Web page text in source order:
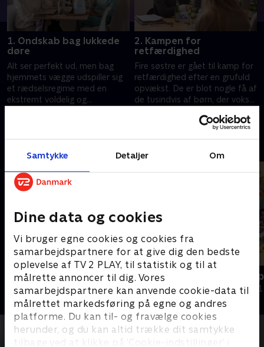
Samtykke Detaljer Om
Dine data og cookies
Vi bruger egne cookies og cookies fra
samarbejdspartnere for at give dig den bedste
oplevelse af TV 2 PLAY, til statistik og til at
målrette annoncer til dig. Vores
samarbejdspartnere kan anvende cookie-data til
målrettet markedsføring på egne og andres
platforme. Du kan til- og fravælge cookies
herunder, og du kan altid trække dit samtykke
tilbage ved at klikke på ’Cookie-indstillinger’ i
1. Ondskab bag lukkede
døre
Alt ser perfekt ud, men bag
hjemmets vægge udspiller sig
et rædselsregime med en
ekstremt voldelig og
2. Kampen for
retfærdighed
Fire søstre er gået til kamp for
retfærdighed efter en grufuld
opvækst. De er blot nogle få af
de tusindvis af børn, der vokser
5. juni 2023 • 40 min
Importeret til misbrug
Dokumentar • 1 sæsoner
Mareridtet
Dokumentar •